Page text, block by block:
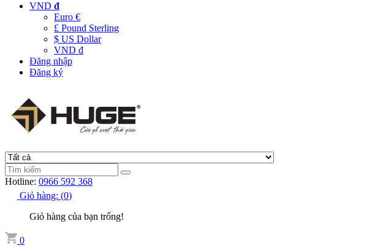
VND đ
Euro €
£ Pound Sterling
$ US Dollar
VND đ
Đăng nhập
Đăng ký
Hotline: 0966 592 368
Giỏ hàng: (0)
Giỏ hàng của bạn trống!
0